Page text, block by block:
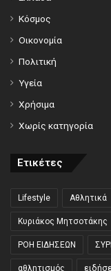
Κόσμος
Οικονομία
Πολιτική
Υγεία
Χρήσιμα
Χωρίς κατηγορία
Ετικέτες
Lifestyle Αθλητικά
Κυριάκος Μητσοτάκης
ΡΟΗ ΕΙΔΗΣΕΩΝ
αθλητισμός